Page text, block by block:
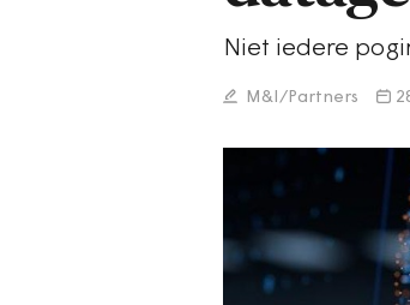
Niet iedere
M&I/Partners